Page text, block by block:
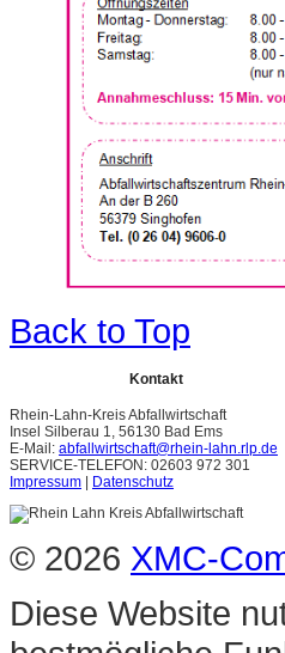
Back to Top
Kontakt
Rhein-Lahn-Kreis Abfallwirtschaft
Insel Silberau 1, 56130 Bad Ems
E-Mail: abfallwirtschaft@rhein-lahn.rlp.de
SERVICE-TELEFON: 02603 972 301
Impressum | Datenschutz
© 2026 XMC-
Diese Website